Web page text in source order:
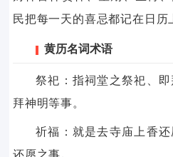
民把每一天的喜忌都记在日历
黄历名词术语
祭祀：指祠堂之祭祀、即
拜神明等事。
祈福：就是去寺庙上香